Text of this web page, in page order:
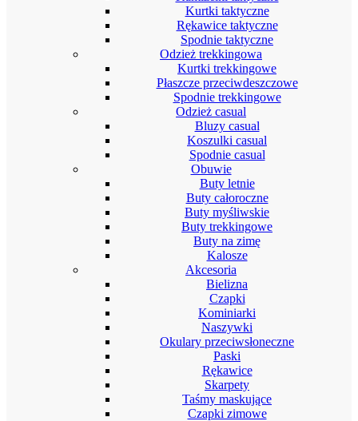
Kurtki taktyczne
Rękawice taktyczne
Spodnie taktyczne
Odzież trekkingowa
Kurtki trekkingowe
Płaszcze przeciwdeszczowe
Spodnie trekkingowe
Odzież casual
Bluzy casual
Koszulki casual
Spodnie casual
Obuwie
Buty letnie
Buty całoroczne
Buty myśliwskie
Buty trekkingowe
Buty na zimę
Kalosze
Akcesoria
Bielizna
Czapki
Kominiarki
Naszywki
Okulary przeciwsłoneczne
Paski
Rękawice
Skarpety
Taśmy maskujące
Czapki zimowe